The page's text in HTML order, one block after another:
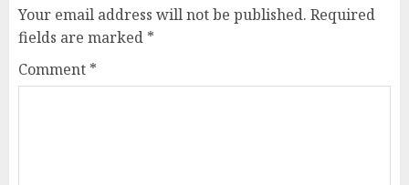
Your email address will not be published. Required
fields are marked *
Comment *